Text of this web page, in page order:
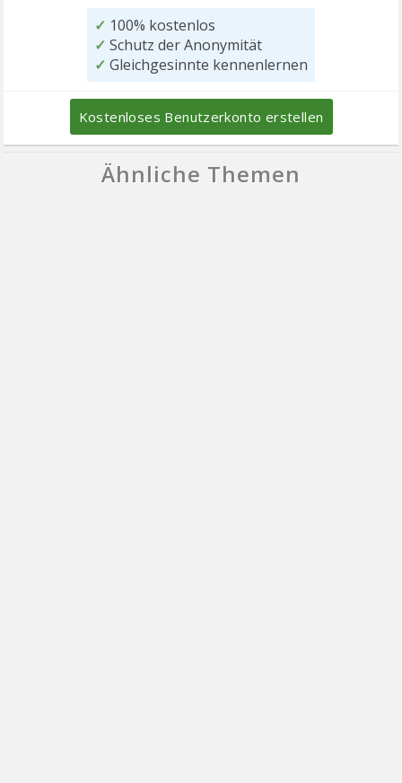
✓ 100% kostenlos
✓ Schutz der Anonymität
✓ Gleichgesinnte kennenlernen
Kostenloses Benutzerkonto erstellen
Ähnliche Themen